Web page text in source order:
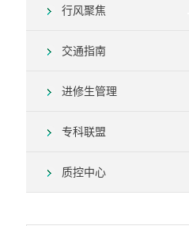
行风聚焦
交通指南
进修生管理
专科联盟
质控中心